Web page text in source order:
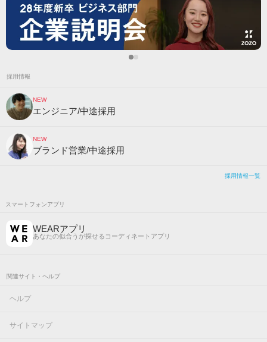
採用情報
NEW
エンジニア/中途採用
NEW
ブランド営業/中途採用
採用情報一覧
スマートフォンアプリ
WEARアプリ
あなたの似合うが探せるコーディネートアプリ
関連サイト・ヘルプ
ヘルプ
サイトマップ